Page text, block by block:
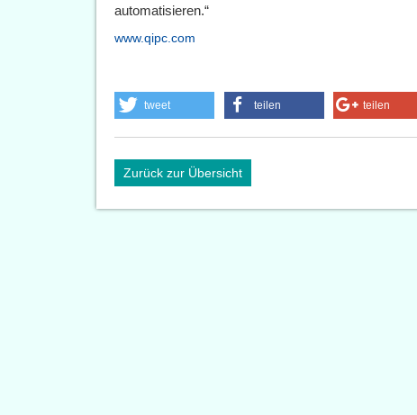
automatisieren.“
www.qipc.com
tweet teilen teilen
Zurück zur Übersicht